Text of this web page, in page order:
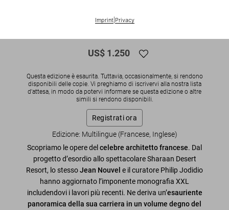
Imprint| Privacy
Jean Nouvel by Jean Nouvel. 1981–2022.
US$ 1.250
Questa edizione è esaurita. Tuttavia, occasionalmente, si rendono
disponibili delle copie. Vi preghiamo di iscrivervi alla nostra lista
d'attesa, in modo da potervi informare se questa edizione o altre
simili si rendono disponibili.
Registrati ora
Edizione: Multilingue (Francese, Inglese)
Scopriamo le opere del celebre architetto francese. Dal
progetto d’esordio allo spettacolare Sharaan Desert
Resort, lo stessoJean Nouvel e il curatore Philip Jodidio
hanno aggiornato l’imponente monografia XXL
includendovi i lavori più recenti. Ne deriva un’esauriente
panoramica della sua carriera in un volume degno del